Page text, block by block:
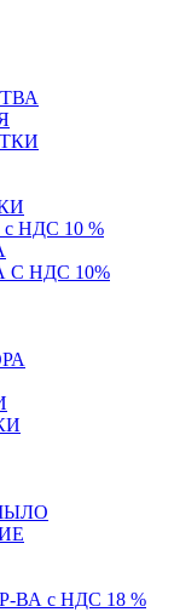
НДС 10 %
НДС 10%
с НДС 18 %